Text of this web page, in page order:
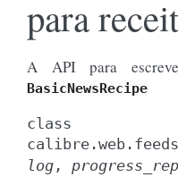
para
A API para
BasicNewsRecipe
class
log ,